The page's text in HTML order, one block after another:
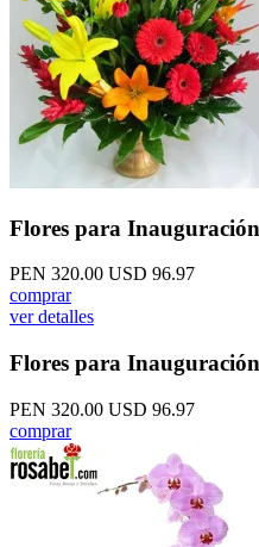
Flores para
PEN 320.00 USD 96.97
comprar
ver detalles
Flores para
PEN 320.00 USD 96.97
comprar